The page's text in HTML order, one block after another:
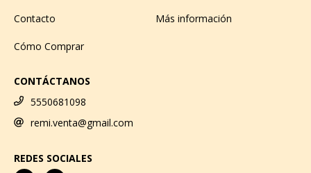
Contacto Más información
Cómo Comprar
CONTÁCTANOS
5550681098
remi.venta@gmail.com
REDES SOCIALES